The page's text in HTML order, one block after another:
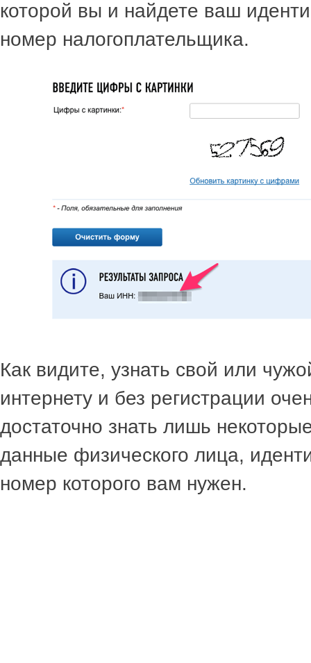
которой вы и найдете ваш
номер налогоплательщика.
Как видите, узнать свой или
интернету и без регистрации
достаточно знать лишь
данные физического лица,
номер которого вам нужен.